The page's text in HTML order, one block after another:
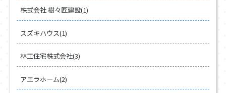
株式会社 樹々匠建設(1)
スズキハウス(1)
林工住宅株式会社(3)
アエラホーム(2)